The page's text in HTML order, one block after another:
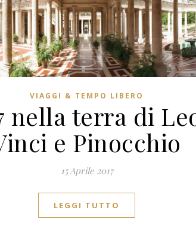
VIAGGI & TEMPO LIBERO
nella terra di
e Pinocchio
15 Aprile 2017
LEGGI TUTTO